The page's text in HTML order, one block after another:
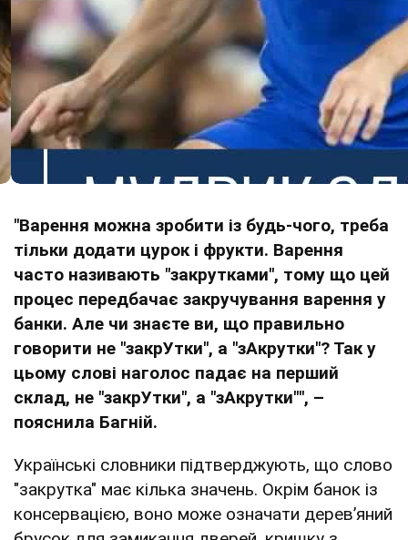
"Варення можна зробити із будь-чого, треба
тільки додати цурок і фрукти. Варення
часто називають "закрутками", тому що цей
процес передбачає закручування варення у
банки. Але чи знаєте ви, що правильно
говорити не "закрУтки", а "зАкрутки"? Так у
цьому слові наголос падає на перший
склад, не "закрУтки", а "зАкрутки"", –
пояснила Багній.
Українські словники підтверджують, що слово
"закрутка" має кілька значень. Окрім банок із
консервацією, воно може означати дерев’яний